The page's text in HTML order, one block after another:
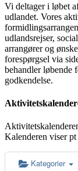
Vi deltager i løbet
udlandet. Vores
udlandsrejser,
arrangører og
forespørgsel via
behandler løbende
godkendelse.
Kalenderen viser
Kategorier